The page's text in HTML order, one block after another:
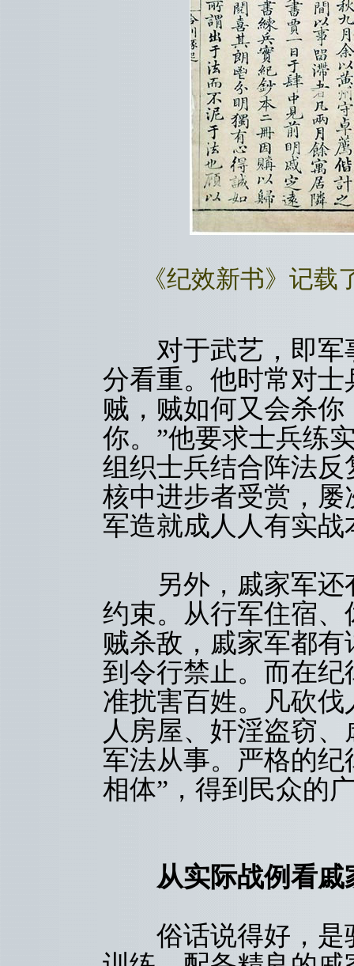
《纪效新书》记
对于武艺，即军
分看重。他时常对
贼，贼如何又会杀
你。”他要求士兵练
组织士兵结合阵法
核中进步者受赏，
军造就成人人有实
另外，戚家军还
约束。从行军住宿
贼杀敌，戚家军都
到令行禁止。而在
准扰害百姓。凡砍
人房屋、奸淫盗窃
军法从事。严格的
相体”，得到民众的
从实际战例看
俗话说得好，是